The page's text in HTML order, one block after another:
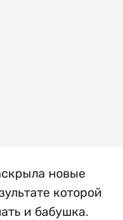
новые
которой
и бабушка.